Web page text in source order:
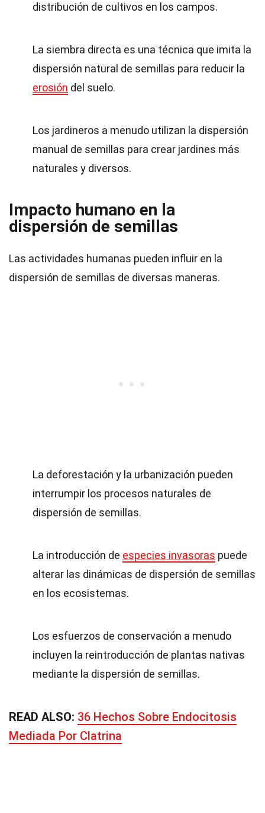
distribución de cultivos en los campos.
La siembra directa es una técnica que imita la
dispersión natural de semillas para reducir la
erosión del suelo.
Los jardineros a menudo utilizan la dispersión
manual de semillas para crear jardines más
naturales y diversos.
Impacto humano en la
dispersión de semillas
Las actividades humanas pueden influir en la
dispersión de semillas de diversas maneras.
La deforestación y la urbanización pueden
interrumpir los procesos naturales de
dispersión de semillas.
La introducción de especies invasoras puede
alterar las dinámicas de dispersión de semillas
en los ecosistemas.
Los esfuerzos de conservación a menudo
incluyen la reintroducción de plantas nativas
mediante la dispersión de semillas.
READ ALSO: 36 Hechos Sobre Endocitosis
Mediada Por Clatrina